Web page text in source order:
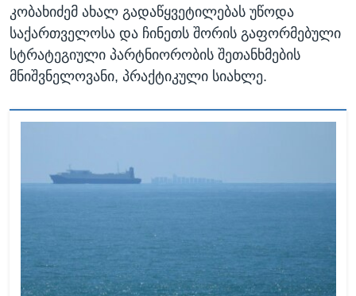
კობახიძემ ახალ გადაწყვეტილებას უწოდა
საქართველოსა და ჩინეთს შორის გაფორმებული
სტრატეგიული პარტნიორობის შეთანხმების
მნიშვნელოვანი, პრაქტიკული სიახლე.